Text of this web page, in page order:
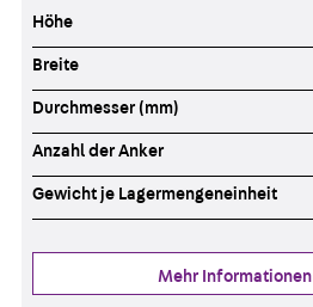
Höhe
Breite
Durchmesser (mm)
Anzahl der Anker
Gewicht je Lagermengeneinheit
Mehr Informationen